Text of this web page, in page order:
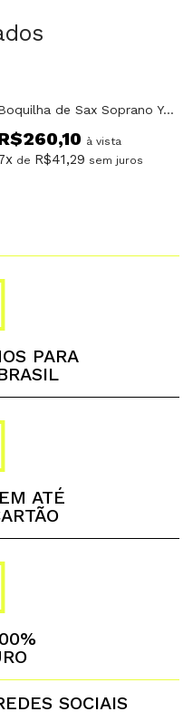
Boquilha de Sax Soprano Yamaha SS5C
260,10 à vista
de R$41,29 sem juros
PARA
ATÉ
SOCIAIS